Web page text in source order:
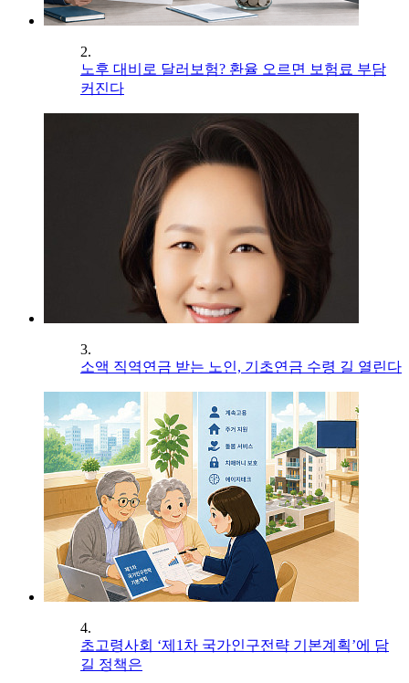
2.
노후 대비로 달러보험? 환율 오르면 보험료 부담
커진다
3.
소액 직역연금 받는 노인, 기초연금 수령 길 열린다
4.
초고령사회 ‘제1차 국가인구전략 기본계획’에 담
길 정책은